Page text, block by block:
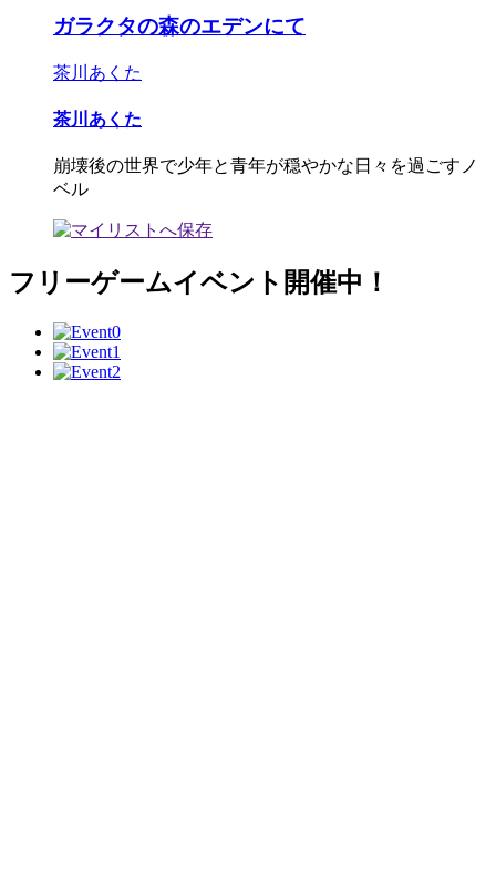
ガラクタの森のエデンにて
茶川あくた
茶川あくた
崩壊後の世界で少年と青年が穏やかな日々を過ごすノ
ベル
フリーゲームイベント開催中！